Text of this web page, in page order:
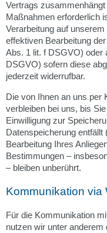
Vertrags
Maßnahmen erforderlich
Verarbeitung auf
effektiven Bearbeitung
Abs. 1 lit. f DSGVO) oder
DSGVO) sofern diese
jederzeit widerrufbar.
Die von Ihnen an uns per
verbleiben bei uns, bis
Einwilligung zur
Datenspeicherung
Bearbeitung Ihres
Bestimmungen –
– bleiben unberührt.
Kommunikation via
Für die Kommunikation
nutzen wir unter